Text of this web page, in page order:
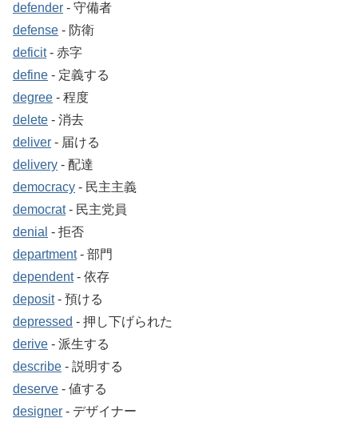
defender ‐ 守備者
defense ‐ 防衛
deficit‐ 赤字
define ‐ 定義する
degree ‐ 程度
delete ‐ 消去
deliver ‐ 届ける
delivery ‐ 配達
democracy ‐ 民主主義
democrat‐ 民主党員
denial ‐ 拒否
department‐ 部門
dependent‐ 依存
deposit‐ 預ける
depressed ‐ 押し下げられた
derive ‐ 派生する
describe ‐ 説明する
deserve ‐ 値する
designer ‐ デザイナー